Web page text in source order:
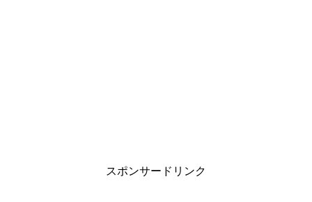
スポンサードリンク